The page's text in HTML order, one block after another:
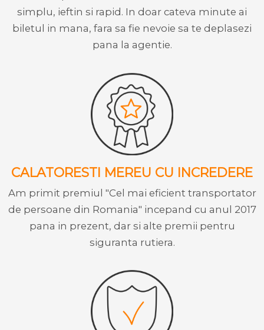
simplu, ieftin si rapid. In doar cateva minute ai
biletul in mana, fara sa fie nevoie sa te deplasezi
pana la agentie.
CALATORESTI MEREU CU INCREDERE
Am primit premiul "Cel mai eficient transportator
de persoane din Romania" incepand cu anul 2017
pana in prezent, dar si alte premii pentru
siguranta rutiera.